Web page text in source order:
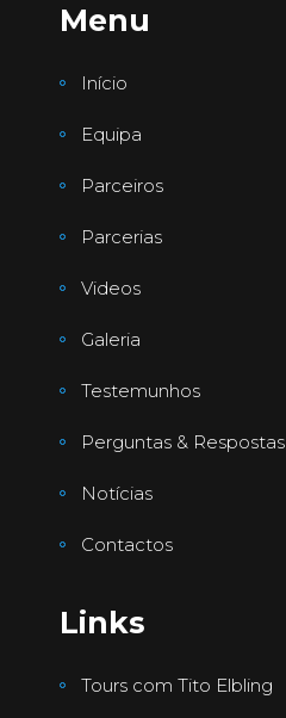
Menu
Início
Equipa
Parceiros
Parcerias
Videos
Galeria
Testemunhos
Perguntas & Respostas
Notícias
Contactos
Links
Tours com Tito Elbling